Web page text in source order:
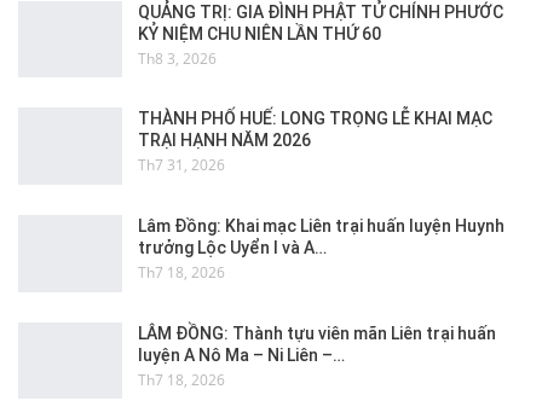
QUẢNG TRỊ: GIA ĐÌNH PHẬT TỬ CHÍNH PHƯỚC
KỶ NIỆM CHU NIÊN LẦN THỨ 60
Th8 3, 2026
THÀNH PHỐ HUẾ: LONG TRỌNG LỄ KHAI MẠC
TRẠI HẠNH NĂM 2026
Th7 31, 2026
Lâm Đồng: Khai mạc Liên trại huấn luyện Huynh
trưởng Lộc Uyển I và A…
Th7 18, 2026
LÂM ĐỒNG: Thành tựu viên mãn Liên trại huấn
luyện A Nô Ma – Ni Liên –…
Th7 18, 2026